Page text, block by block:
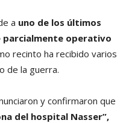
a uno de los últimos
parcialmente operativo
recinto ha recibido varios
de la guerra.
y confirmaron que
del hospital Nasser”,